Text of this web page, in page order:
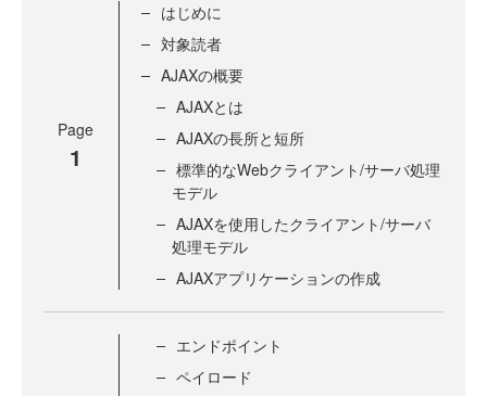
Page
1
はじめに
対象読者
AJAXの概要
AJAXとは
AJAXの長所と短所
標準的なWebクライアント/サーバ処理
モデル
AJAXを使用したクライアント/サーバ
処理モデル
AJAXアプリケーションの作成
エンドポイント
ペイロード